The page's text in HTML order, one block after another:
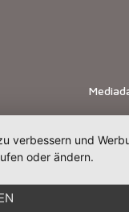
verbessern und
oder ändern.